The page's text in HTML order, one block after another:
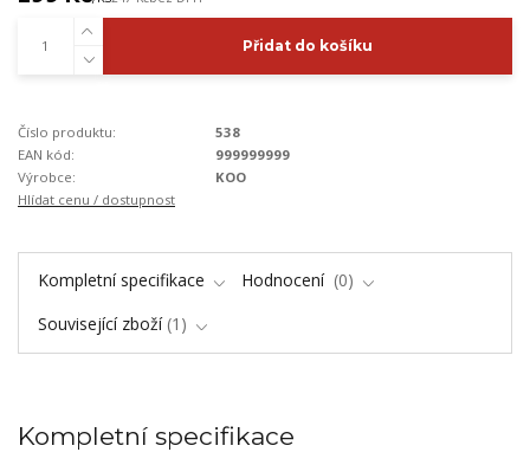
Přidat do košíku
Číslo produktu:
538
EAN kód:
999999999
Výrobce:
KOO
Hlídat cenu / dostupnost
Kompletní specifikace Hodnocení
0
Související zboží 1
Kompletní specifikace